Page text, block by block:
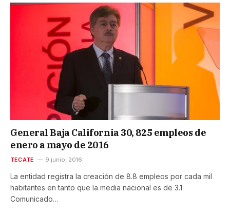
General Baja California 30, 825 empleos de
enero a mayo de 2016
TECATE 9 junio, 2016
La entidad registra la creación de 8.8 empleos por cada mil
habitantes en tanto que la media nacional es de 3.1
Comunicado…